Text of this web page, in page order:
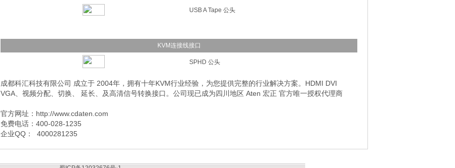
USB A Tape 公头
KVM连接线接口
SPHD 公头
成都科汇科技有限公司 成立于 2004年，拥有十年KVM行业经验，为您提供完整的行业解决方案。HDMI DVI
VGA、视频分配、切换、 延长、及高清信号转换接口。公司现已成为四川地区 Aten 宏正 官方唯一授权代理商
官方网址：http://www.cdaten.com
免费电话：400-028-1235
企业QQ： 4000281235